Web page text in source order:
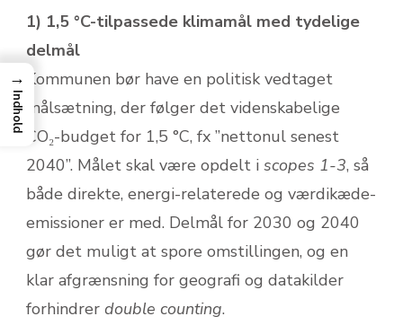
1) 1,5 °C-tilpassede klimamål med tydelige
delmål
Kommunen bør have en politisk vedtaget
målsætning, der følger det videnskabelige
CO₂-budget for 1,5 °C, fx ”nettonul senest
2040”. Målet skal være opdelt i scopes 1-3, så
både direkte, energi-relaterede og værdikæde-
emissioner er med. Delmål for 2030 og 2040
gør det muligt at spore omstillingen, og en
klar afgrænsning for geografi og datakilder
forhindrer double counting.
→
Indhold